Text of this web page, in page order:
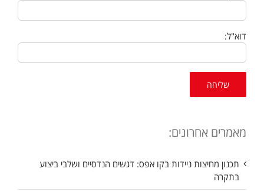
דוא"ל:
מאמרים אחרונים:
תכנון מחיצות ניידות בקו אפס: דגשים הנדסיים ושלבי ביצוע
בתקרה